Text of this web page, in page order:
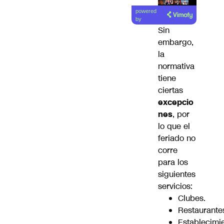
Lea el
artículo
powered
by
Sin
embargo,
la
normativa
tiene
ciertas
excepcio
nes, por
lo que el
feriado no
corre
para los
siguientes
servicios:
Clubes.